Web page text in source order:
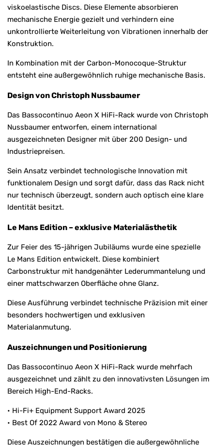
viskoelastische Discs. Diese Elemente absorbieren
mechanische Energie gezielt und verhindern eine
unkontrollierte Weiterleitung von Vibrationen innerhalb der
Konstruktion.
In Kombination mit der Carbon-Monocoque-Struktur
entsteht eine außergewöhnlich ruhige mechanische Basis.
Design von Christoph Nussbaumer
Das Bassocontinuo Aeon X HiFi-Rack wurde von Christoph
Nussbaumer entworfen, einem international
ausgezeichneten Designer mit über 200 Design- und
Industriepreisen.
Sein Ansatz verbindet technologische Innovation mit
funktionalem Design und sorgt dafür, dass das Rack nicht
nur technisch überzeugt, sondern auch optisch eine klare
Identität besitzt.
Le Mans Edition – exklusive Materialästhetik
Zur Feier des 15-jährigen Jubiläums wurde eine spezielle
Le Mans Edition entwickelt. Diese kombiniert
Carbonstruktur mit handgenähter Lederummantelung und
einer mattschwarzen Oberfläche ohne Glanz.
Diese Ausführung verbindet technische Präzision mit einer
besonders hochwertigen und exklusiven
Materialanmutung.
Auszeichnungen und Positionierung
Das Bassocontinuo Aeon X HiFi-Rack wurde mehrfach
ausgezeichnet und zählt zu den innovativsten Lösungen im
Bereich High-End-Racks.
• Hi-Fi+ Equipment Support Award 2025
• Best Of 2022 Award von Mono & Stereo
Diese Auszeichnungen bestätigen die außergewöhnliche